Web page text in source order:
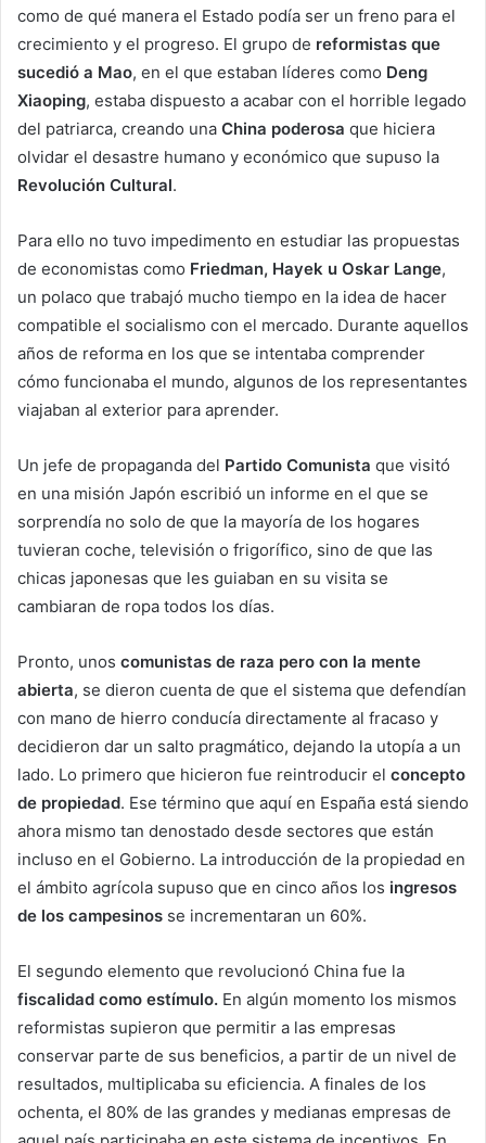
como de qué manera el Estado podía ser un freno para el
crecimiento y el progreso. El grupo de reformistas que
sucedió a Mao, en el que estaban líderes como Deng
Xiaoping, estaba dispuesto a acabar con el horrible legado
del patriarca, creando una China poderosa que hiciera
olvidar el desastre humano y económico que supuso la
Revolución Cultural.
Para ello no tuvo impedimento en estudiar las propuestas
de economistas como Friedman, Hayek u Oskar Lange,
un polaco que trabajó mucho tiempo en la idea de hacer
compatible el socialismo con el mercado. Durante aquellos
años de reforma en los que se intentaba comprender
cómo funcionaba el mundo, algunos de los representantes
viajaban al exterior para aprender.
Un jefe de propaganda del Partido Comunista que visitó
en una misión Japón escribió un informe en el que se
sorprendía no solo de que la mayoría de los hogares
tuvieran coche, televisión o frigorífico, sino de que las
chicas japonesas que les guiaban en su visita se
cambiaran de ropa todos los días.
Pronto, unos comunistas de raza pero con la mente
abierta, se dieron cuenta de que el sistema que defendían
con mano de hierro conducía directamente al fracaso y
decidieron dar un salto pragmático, dejando la utopía a un
lado. Lo primero que hicieron fue reintroducir el concepto
de propiedad. Ese término que aquí en España está siendo
ahora mismo tan denostado desde sectores que están
incluso en el Gobierno. La introducción de la propiedad en
el ámbito agrícola supuso que en cinco años los ingresos
de los campesinos se incrementaran un 60%.
El segundo elemento que revolucionó China fue la
fiscalidad como estímulo. En algún momento los mismos
reformistas supieron que permitir a las empresas
conservar parte de sus beneficios, a partir de un nivel de
resultados, multiplicaba su eficiencia. A finales de los
ochenta, el 80% de las grandes y medianas empresas de